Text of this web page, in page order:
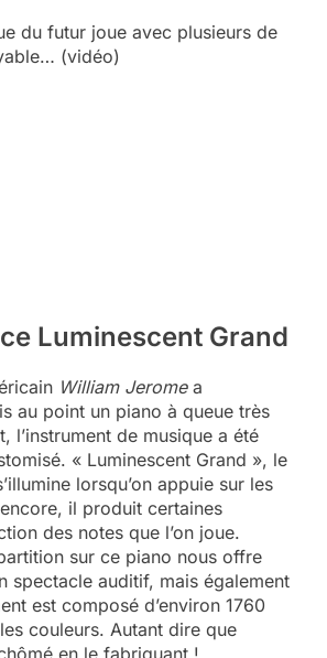
du futur joue avec plusieurs de
(vidéo)
Luminescent Grand
William Jeromea
au point un piano à queue très
l’instrument de musique a été
« Luminescent Grand », le
lorsqu’on appuie sur les
il produit certaines
des notes que l’on joue.
sur ce piano nous offre
spectacle auditif, mais également
est composé d’environ 1760
couleurs. Autant dire que
en le fabriquant !